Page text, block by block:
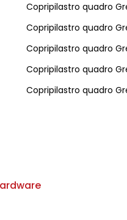
Copripilastro quadro
Copripilastro quadro
Copripilastro quadro
Copripilastro quadro
Copripilastro quadro